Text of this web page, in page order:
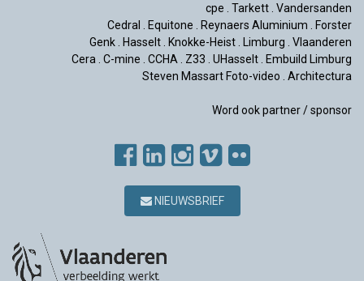
cpe Tarkett Vandersanden
Cedral
Equitone Reynaers Aluminium
Forster
Genk Hasselt Knokke-Heist Limburg
Vlaanderen
Cera
C-mine CCHA Z33 UHasselt Embuild Limburg
Steven Massart Foto-video
Architectura
Word ook partner / sponsor
NIEUWSBRIEF